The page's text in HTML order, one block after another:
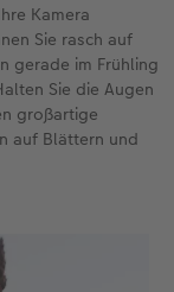
Kamera
Sie rasch auf
gerade im Frühling
Sie die Augen
großartige
auf Blättern und